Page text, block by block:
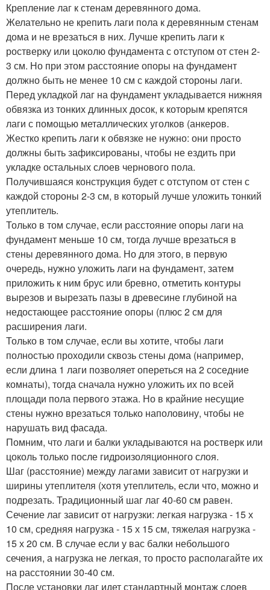
Крепление лаг к стенам деревянного дома.
Желательно не крепить лаги пола к деревянным стенам
дома и не врезаться в них. Лучше крепить лаги к
ростверку или цоколю фундамента с отступом от стен 2-
3 см. Но при этом расстояние опоры на фундамент
должно быть не менее 10 см с каждой стороны лаги.
Перед укладкой лаг на фундамент укладывается нижняя
обвязка из тонких длинных досок, к которым крепятся
лаги с помощью металлических уголков (анкеров.
Жестко крепить лаги к обвязке не нужно: они просто
должны быть зафиксированы, чтобы не ездить при
укладке остальных слоев чернового пола.
Получившаяся конструкция будет с отступом от стен с
каждой стороны 2-3 см, в который лучше уложить тонкий
утеплитель.
Только в том случае, если расстояние опоры лаги на
фундамент меньше 10 см, тогда лучше врезаться в
стены деревянного дома. Но для этого, в первую
очередь, нужно уложить лаги на фундамент, затем
приложить к ним брус или бревно, отметить контуры
вырезов и вырезать пазы в древесине глубиной на
недостающее расстояние опоры (плюс 2 см для
расширения лаги.
Только в том случае, если вы хотите, чтобы лаги
полностью проходили сквозь стены дома (например,
если длина 1 лаги позволяет опереться на 2 соседние
комнаты), тогда сначала нужно уложить их по всей
площади пола первого этажа. Но в крайние несущие
стены нужно врезаться только наполовину, чтобы не
нарушать вид фасада.
Помним, что лаги и балки укладываются на ростверк или
цоколь только после гидроизоляционного слоя.
Шаг (расстояние) между лагами зависит от нагрузки и
ширины утеплителя (хотя утеплитель, если что, можно и
подрезать. Традиционный шаг лаг 40-60 см равен.
Сечение лаг зависит от нагрузки: легкая нагрузка - 15 х
10 см, средняя нагрузка - 15 х 15 см, тяжелая нагрузка -
15 х 20 см. В случае если у вас балки небольшого
сечения, а нагрузка не легкая, то просто располагайте их
на расстоянии 30-40 см.
После установки лаг идет стандартный монтаж слоев